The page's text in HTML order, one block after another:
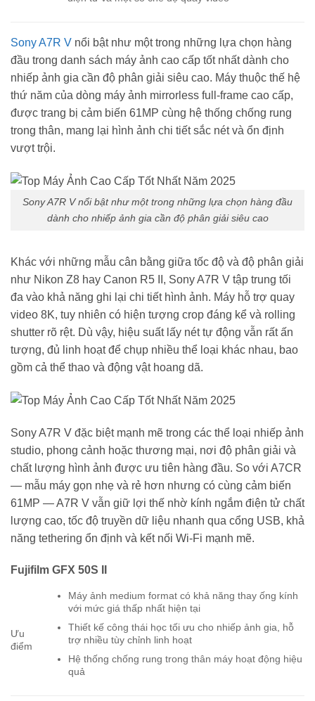
Sony A7R V nổi bật như một trong những lựa chọn hàng
đầu trong danh sách máy ảnh cao cấp tốt nhất dành cho
nhiếp ảnh gia cần độ phân giải siêu cao. Máy thuộc thế hệ
thứ năm của dòng máy ảnh mirrorless full-frame cao cấp,
được trang bị cảm biến 61MP cùng hệ thống chống rung
trong thân, mang lại hình ảnh chi tiết sắc nét và ổn định
vượt trội.
Sony A7R V nổi bật như một trong những lựa chọn hàng đầu
dành cho nhiếp ảnh gia cần độ phân giải siêu cao
Khác với những mẫu cân bằng giữa tốc độ và độ phân giải
như Nikon Z8 hay Canon R5 II, Sony A7R V tập trung tối
đa vào khả năng ghi lại chi tiết hình ảnh. Máy hỗ trợ quay
video 8K, tuy nhiên có hiện tượng crop đáng kể và rolling
shutter rõ rệt. Dù vậy, hiệu suất lấy nét tự động vẫn rất ấn
tượng, đủ linh hoạt để chụp nhiều thể loại khác nhau, bao
gồm cả thể thao và động vật hoang dã.
Sony A7R V đặc biệt mạnh mẽ trong các thể loại nhiếp ảnh
studio, phong cảnh hoặc thương mại, nơi độ phân giải và
chất lượng hình ảnh được ưu tiên hàng đầu. So với A7CR
— mẫu máy gọn nhẹ và rẻ hơn nhưng có cùng cảm biến
61MP — A7R V vẫn giữ lợi thế nhờ kính ngắm điện tử chất
lượng cao, tốc độ truyền dữ liệu nhanh qua cổng USB, khả
năng tethering ổn định và kết nối Wi-Fi mạnh mẽ.
Fujifilm GFX 50S II
Ưu
điểm
Máy ảnh medium format có khả năng thay ống kính
với mức giá thấp nhất hiện tại
Thiết kế công thái học tối ưu cho nhiếp ảnh gia, hỗ
trợ nhiều tùy chỉnh linh hoạt
Hệ thống chống rung trong thân máy hoạt động hiệu
quả